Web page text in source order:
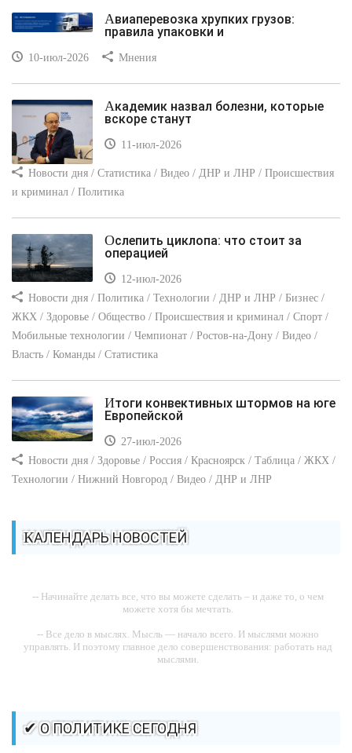
Авиаперевозка хрупких грузов:
правила упаковки и
10-июл-2026 Мнения
Академик назвал болезни, которые
вскоре станут
11-июл-2026
Новости дня / Статистика / Видео / ДНР и ЛНР / Происшествия
и криминал / Политика
Ослепить циклопа: что стоит за
операцией
12-июл-2026
Новости дня / Политика / Технологии / ДНР и ЛНР / Бизнес /
ЖКХ / Здоровье / Общество / Происшествия и криминал / Спорт /
Мобильные технологии / Чемпионат / Ростов-на-Дону / Видео /
Власть / Команды / Статистика
Итоги конвективных штормов на юге
Европейской
27-июл-2026
Новости дня / Здоровье / Россия / Красноярск / Таблица / ЖКХ /
Технологии / Нижний Новгород / Видео / ДНР и ЛНР
КАЛЕНДАРЬ НОВОСТЕЙ
-- Начинайте делать все, что вы можете сделать – и даже то, о чем
можете хотя бы мечтать.
-- Все дело в мыслях. Мысль — начало всего. И мыслями можно
управлять. И поэтому главное дело совершенствования: работать над
мыслями.
-- Самое большое богатство — это ум. Самая большая нищета —
глупость. Из всех страхов самый пугающий — самолюбование.
✔ О ПОЛИТИКЕ СЕГОДНЯ